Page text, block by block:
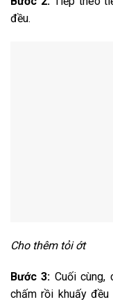
đều.
Cho thêm tỏi ớt
Bước 3: Cuối
chấm rồi khuấy